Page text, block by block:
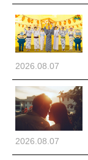
2026.08.07
2026.08.07